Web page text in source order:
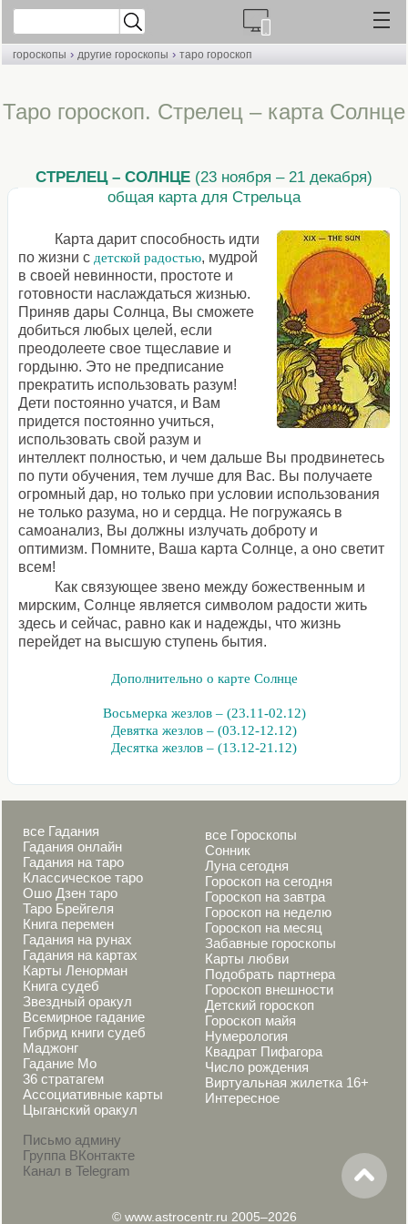
гороскопы › другие гороскопы › таро гороскоп
Таро гороскоп. Стрелец – карта Солнце
СТРЕЛЕЦ – СОЛНЦЕ (23 ноября – 21 декабря)
общая карта для Стрельца
Карта дарит способность идти
по жизни с детской радостью, мудрой
в своей невинности, простоте и
готовности наслаждаться жизнью.
Приняв дары Солнца, Вы сможете
добиться любых целей, если
преодолеете свое тщеславие и
гордыню. Это не предписание
прекратить использовать разум!
Дети постоянно учатся, и Вам
придется постоянно учиться,
использовать свой разум и
интеллект полностью, и чем дальше Вы продвинетесь
по пути обучения, тем лучше для Вас. Вы получаете
огромный дар, но только при условии использования
не только разума, но и сердца. Не погружаясь в
самоанализ, Вы должны излучать доброту и
оптимизм. Помните, Ваша карта Солнце, а оно светит
всем!
Как связующее звено между божественным и
мирским, Солнце является символом радости жить
здесь и сейчас, равно как и надежды, что жизнь
перейдет на высшую ступень бытия.
Дополнительно о карте Солнце
Восьмерка жезлов – (23.11-02.12)
Девятка жезлов – (03.12-12.12)
Десятка жезлов – (13.12-21.12)
все Гадания
Гадания онлайн
Гадания на таро
Классическое таро
Ошо Дзен таро
Таро Брейгеля
Книга перемен
Гадания на рунах
Гадания на картах
Карты Ленорман
Книга судеб
Звездный оракул
Всемирное гадание
Гибрид книги судеб
Маджонг
Гадание Мо
36 стратагем
Ассоциативные карты
Цыганский оракул
Письмо админу
Группа ВКонтакте
Канал в Telegram
все Гороскопы
Сонник
Луна сегодня
Гороскоп на сегодня
Гороскоп на завтра
Гороскоп на неделю
Гороскоп на месяц
Забавные гороскопы
Карты любви
Подобрать партнера
Гороскоп внешности
Детский гороскоп
Гороскоп майя
Нумерология
Квадрат Пифагора
Число рождения
Виртуальная жилетка 16+
Интересное
© www.astrocentr.ru 2005–2026